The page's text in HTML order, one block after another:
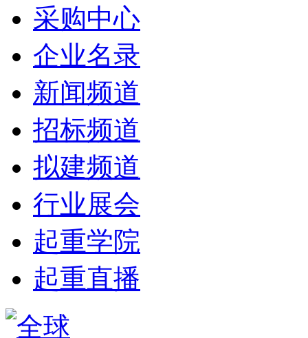
采购中心
企业名录
新闻频道
招标频道
拟建频道
行业展会
起重学院
起重直播